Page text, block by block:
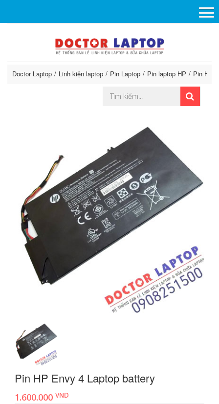
Doctor Laptop Linh kiện laptop Pin Laptop Pin laptop HP Pin HP
Pin HP Envy 4 Laptop battery
1.600.000 VND